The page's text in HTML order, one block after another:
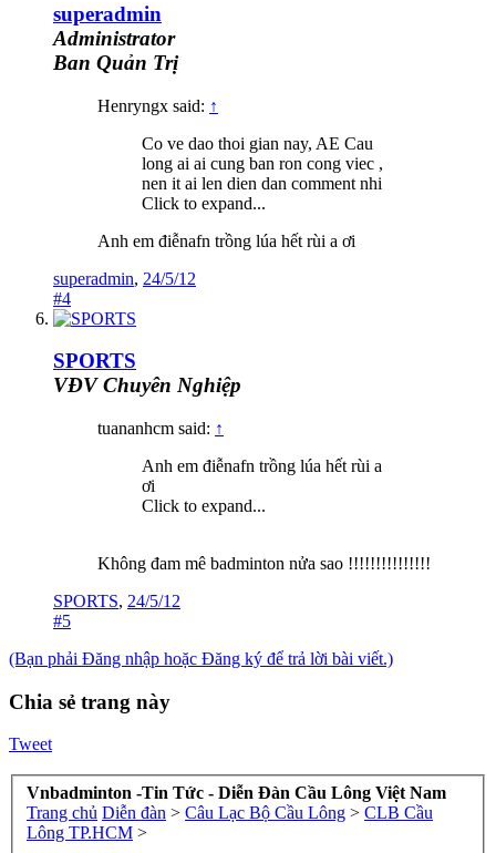
superadmin
Administrator
Ban Quản Trị
Henryngx said: ↑
Co ve dao thoi gian nay, AE Cau
long ai ai cung ban ron cong viec ,
nen it ai len dien dan comment nhi
Click to expand...
Anh em điễnafn trồng lúa hết rùi a ơi
superadmin, 24/5/12
#4
SPORTS
VĐV Chuyên Nghiệp
tuananhcm said: ↑
Anh em điễnafn trồng lúa hết rùi a
ơi
Click to expand...
Không đam mê badminton nửa sao !!!!!!!!!!!!!!!
SPORTS, 24/5/12
#5
(Bạn phải Đăng nhập hoặc Đăng ký để trả lời bài viết.)
Chia sẻ trang này
Tweet
Vnbadminton -Tin Tức - Diễn Đàn Cầu Lông Việt Nam
Trang chủ Diễn đàn > Câu Lạc Bộ Cầu Lông > CLB Cầu
Lông TP.HCM >